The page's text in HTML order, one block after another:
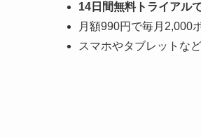
14日間無料トライアル
月額990円で毎月2,000
スマホやタブレットな